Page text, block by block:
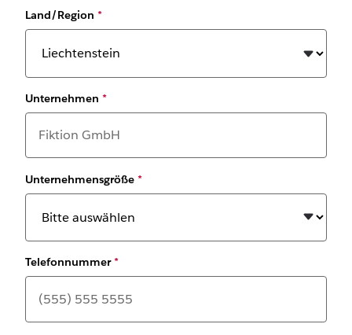
Land/Region *
Unternehmen *
Unternehmensgröße *
Telefonnummer*